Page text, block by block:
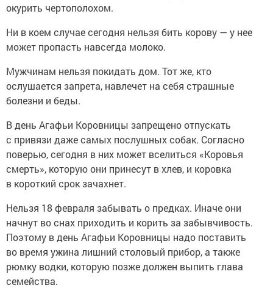
окурить чертополохом.
Ни в коем случае сегодня нельзя бить корову — у нее
может пропасть навсегда молоко.
Мужчинам нельзя покидать дом. Тот же, кто
ослушается запрета, навлечет на себя страшные
болезни и беды.
В день Агафьи Коровницы запрещено отпускать
с привязи даже самых послушных собак. Согласно
поверью, сегодня в них может вселиться «Коровья
смерть», которую они принесут в хлев, и коровка
в короткий срок зачахнет.
Нельзя 18 февраля забывать о предках. Иначе они
начнут во снах приходить и корить за забывчивость.
Поэтому в день Агафьи Коровницы надо поставить
во время ужина лишний столовый прибор, а также
рюмку водки, которую позже должен выпить глава
семейства.